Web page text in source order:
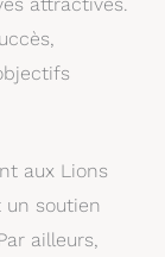
aux Lions
un soutien
ailleurs,